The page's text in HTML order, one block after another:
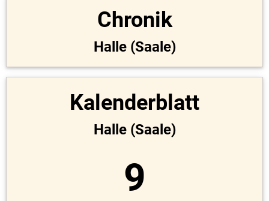
Chronik
Halle (Saale)
Kalenderblatt
Halle (Saale)
9